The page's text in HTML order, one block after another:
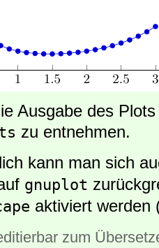
Ausgabe des
zu entnehmen.
kann man sich
gnuplot
aktiviert werden
zum